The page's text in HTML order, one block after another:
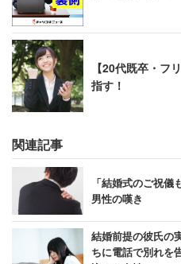
【20代既卒・フ
指す！
関連記事
「結婚式のご祝
男性の嘆き
結婚前提の彼氏の
ちに電話で別れ